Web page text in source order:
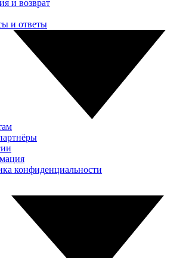
и возврат
и ответы
конфиденциальности